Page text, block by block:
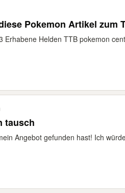
Pokemon Artikel zum
Erhabene Helden TTB pokemon
tausch
Angebot gefunden hast! Ich